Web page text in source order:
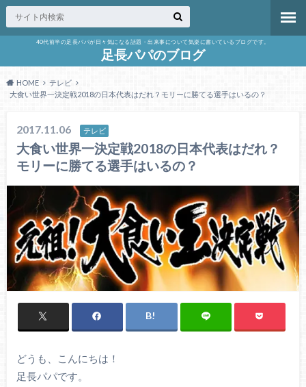
40代前半の足長パパが日々気になる話題・出来事について気楽に書いているブログです。
足長パパのブログ
HOME
テレビ
大食い世界一決定戦2018の日本代表はだれ？モリーに勝てる選手はいるの？
2017.11.06 テレビ
大食い世界一決定戦2018の日本代表はだれ？
モリーに勝てる選手はいるの？
どうも、こんにちは！
足長パパです。